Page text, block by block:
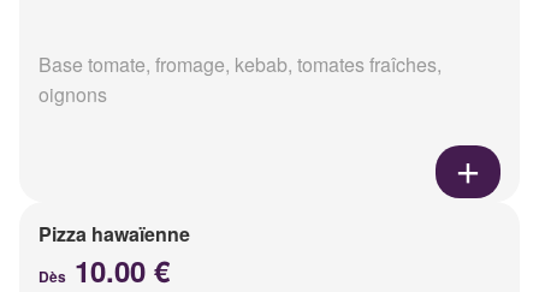
Base tomate, fromage, kebab, tomates fraîches,
oignons
Pizza hawaïenne
Dès 10.00 €